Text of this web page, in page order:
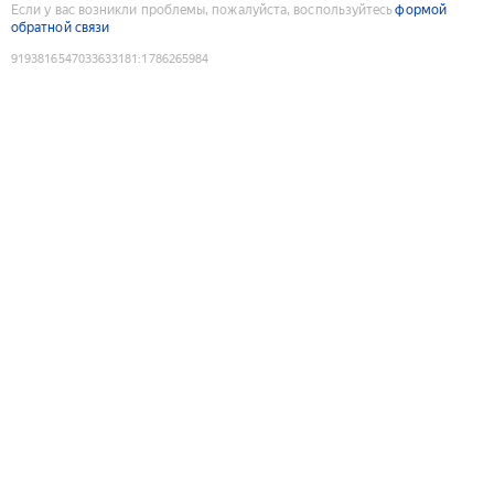
Если у вас возникли проблемы, пожалуйста, воспользуйтесьформой
обратной связи
9193816547033633181 :1786265984